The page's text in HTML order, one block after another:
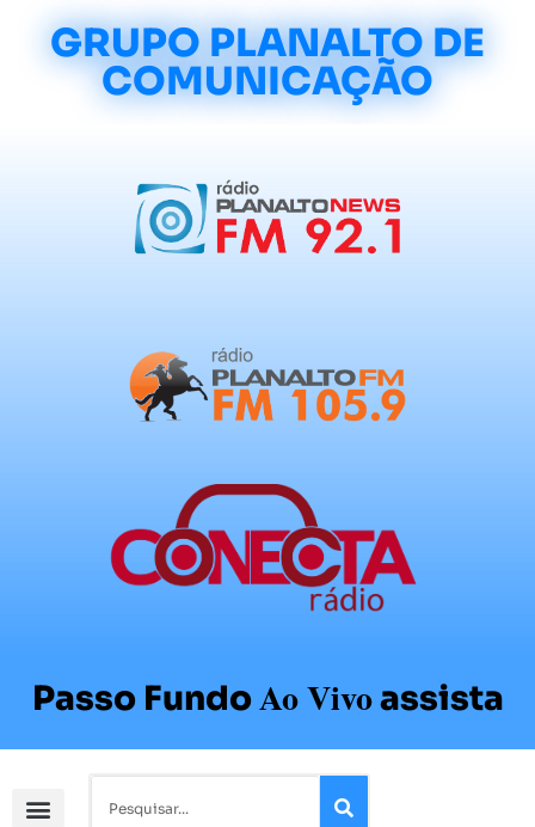
GRUPO PLANALTO DE
COMUNICAÇÃO
Passo FundoAo Vivoassista